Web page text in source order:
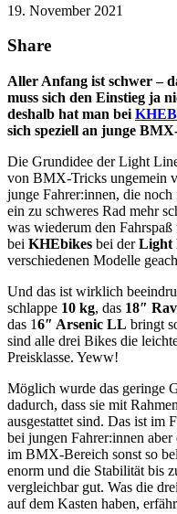
19. November 2021
Share
Aller Anfang ist schwer –
muss sich den Einstieg ja
deshalb hat man bei
sich speziell an junge
Die Grundidee der Light
von BMX-Tricks ungemein
junge Fahrer:innen, die
ein zu schweres Rad mehr
was wiederum den
bei KHEbikes bei derLight
verschiedenen Modelle
Und das ist wirklich
schlappe 10 kg, das 18″
das 16″ Arsenic LL bringt
sind alle drei Bikes die
Preisklasse. Yeww!
Möglich wurde das geringe
dadurch, dass sie mit
ausgestattet sind. Das ist im
bei jungen Fahrer:innen
im BMX-Bereich sonst so
enorm und die Stabilität bis
vergleichbar gut. Was die
auf dem Kasten haben,